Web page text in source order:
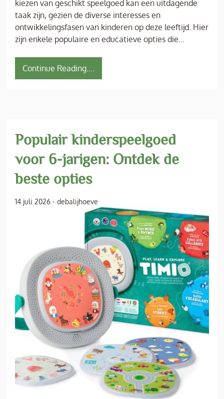
kiezen van geschikt speelgoed kan een uitdagende
taak zijn, gezien de diverse interesses en
ontwikkelingsfasen van kinderen op deze leeftijd. Hier
zijn enkele populaire en educatieve opties die…
Continue Reading....
Populair kinderspeelgoed
voor 6-jarigen: Ontdek de
beste opties
14 juli 2026 - debalijhoeve